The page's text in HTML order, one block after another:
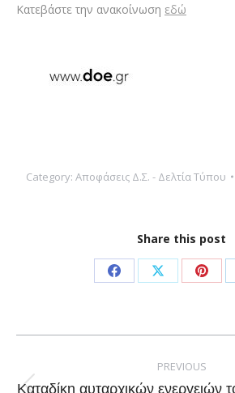
Κατεβάστε την ανακοίνωση εδώ
Category: Αποφάσεις Δ.Σ. - Δελτία Τύπου
Share this post
Share
Facebook
Share
X
navigation
PREVIOUS
Καταδίκη αυταρχικών ενεργειών